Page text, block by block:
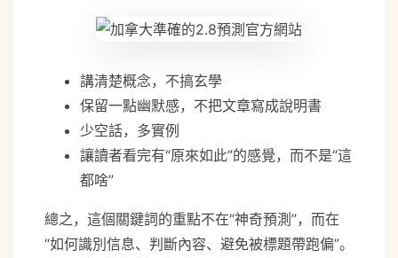
講清楚概念，不搞玄學
保留一點幽默感，不把文章寫成說明書
少空話，多實例
讓讀者看完有“原來如此”的感覺，而不是“這
都啥”
總之，這個關鍵詞的重點不在“神奇預測”，而在
“如何識別信息、判斷內容、避免被標題帶跑偏”。